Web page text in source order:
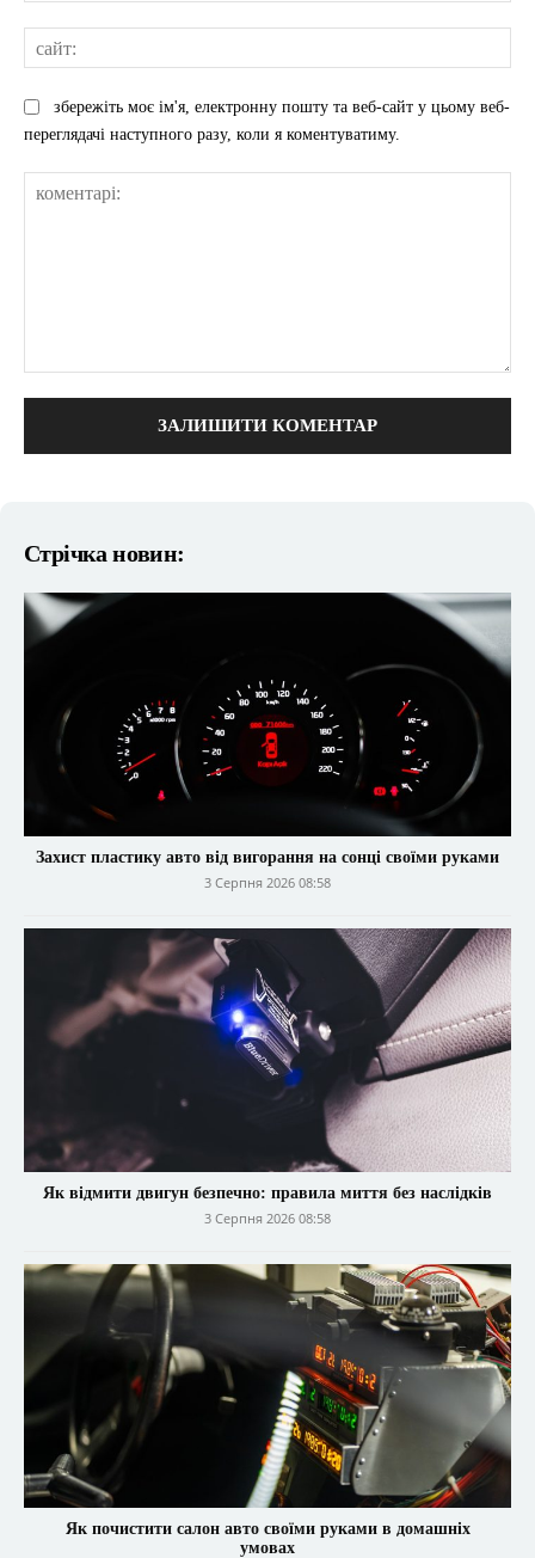
збережіть моє ім'я, електронну пошту та веб-сайт у цьому веб-
переглядачі наступного разу, коли я коментуватиму.
Стрічка новин:
Захист пластику авто від вигорання на сонці своїми руками
3 Серпня 2026 08:58
Як відмити двигун безпечно: правила миття без наслідків
3 Серпня 2026 08:58
Як почистити салон авто своїми руками в домашніх
умовах